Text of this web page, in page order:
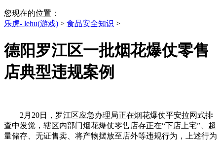
您现在的位置：
乐虎- lehu(游戏) > 食品安全知识 >
德阳罗江区一批烟花爆仗零售
店典型违规案例
2月20日，罗江区应急办理局正在烟花爆仗平安拉网式排
查中发觉，辖区内部门烟花爆仗零售店存正在“下店上宅”、超
量储存、无证售卖、将产物摆放至店外等违规行为，上述行为